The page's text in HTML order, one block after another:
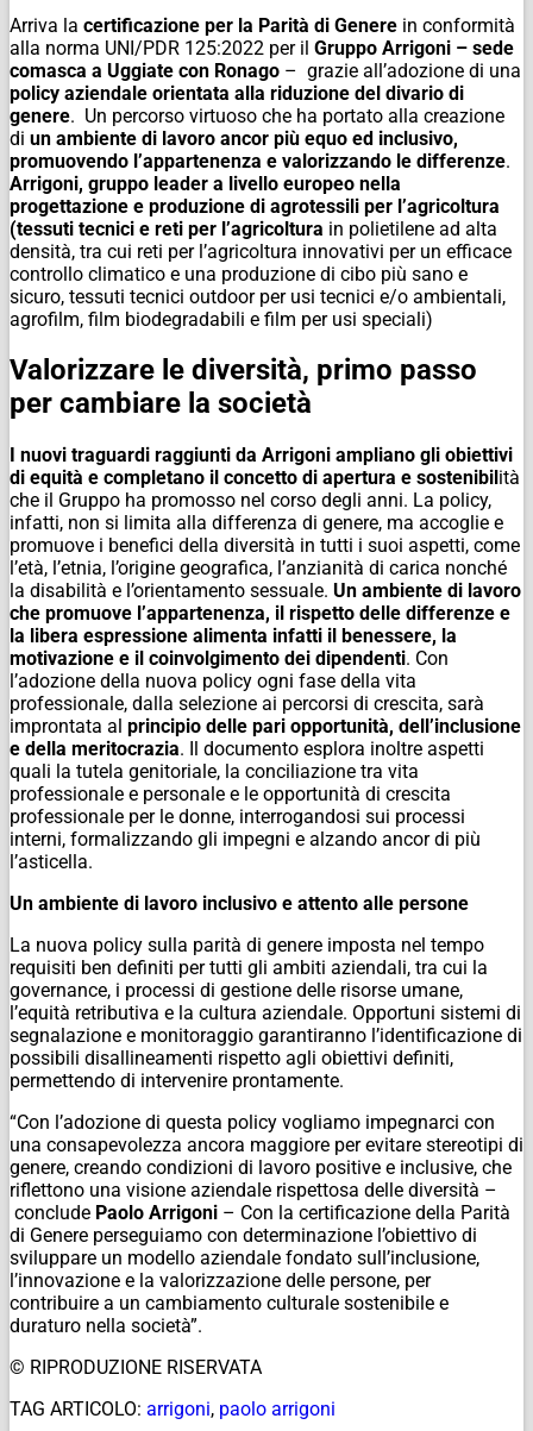
Arriva la certificazione per la Parità di Genere in conformità
alla norma UNI/PDR 125:2022 per il Gruppo Arrigoni – sede
comasca a Uggiate con Ronago – grazie all’adozione di una
policy aziendale orientata alla riduzione del divario di
genere. Un percorso virtuoso che ha portato alla creazione
di un ambiente di lavoro ancor più equo ed inclusivo,
promuovendo l’appartenenza e valorizzando le differenze.
Arrigoni, gruppo leader a livello europeo nella
progettazione e produzione di agrotessili per l’agricoltura
(tessuti tecnici e reti per l’agricoltura in polietilene ad alta
densità, tra cui reti per l’agricoltura innovativi per un efficace
controllo climatico e una produzione di cibo più sano e
sicuro, tessuti tecnici outdoor per usi tecnici e/o ambientali,
agrofilm, film biodegradabili e film per usi speciali)
Valorizzare le diversità, primo passo
per cambiare la società
I nuovi traguardi raggiunti da Arrigoni ampliano gli obiettivi
di equità e completano il concetto di apertura e sostenibil ità
che il Gruppo ha promosso nel corso degli anni. La policy,
infatti, non si limita alla differenza di genere, ma accoglie e
promuove i benefici della diversità in tutti i suoi aspetti, come
l’età, l’etnia, l’origine geografica, l’anzianità di carica nonché
la disabilità e l’orientamento sessuale. Un ambiente di lavoro
che promuove l’appartenenza, il rispetto delle differenze e
la libera espressione alimenta infatti il benessere, la
motivazione e il coinvolgimento dei dipendenti. Con
l’adozione della nuova policy ogni fase della vita
professionale, dalla selezione ai percorsi di crescita, sarà
improntata al principio delle pari opportunità, dell’inclusione
e della meritocrazia. Il documento esplora inoltre aspetti
quali la tutela genitoriale, la conciliazione tra vita
professionale e personale e le opportunità di crescita
professionale per le donne, interrogandosi sui processi
interni, formalizzando gli impegni e alzando ancor di più
l’asticella.
Un ambiente di lavoro inclusivo e attento alle persone
La nuova policy sulla parità di genere imposta nel tempo
requisiti ben definiti per tutti gli ambiti aziendali, tra cui la
governance, i processi di gestione delle risorse umane,
l’equità retributiva e la cultura aziendale. Opportuni sistemi di
segnalazione e monitoraggio garantiranno l’identificazione di
possibili disallineamenti rispetto agli obiettivi definiti,
permettendo di intervenire prontamente.
“Con l’adozione di questa policy vogliamo impegnarci con
una consapevolezza ancora maggiore per evitare stereotipi di
genere, creando condizioni di lavoro positive e inclusive, che
riflettono una visione aziendale rispettosa delle diversità –
conclude Paolo Arrigoni – Con la certificazione della Parità
di Genere perseguiamo con determinazione l’obiettivo di
sviluppare un modello aziendale fondato sull’inclusione,
l’innovazione e la valorizzazione delle persone, per
contribuire a un cambiamento culturale sostenibile e
duraturo nella società”.
© RIPRODUZIONE RISERVATA
TAG ARTICOLO: arrigoni, paolo arrigoni